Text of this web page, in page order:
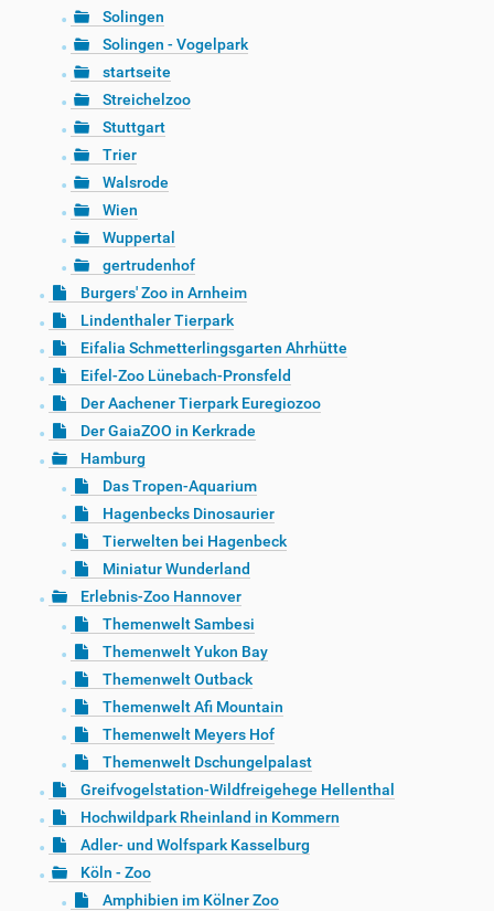
Solingen
Solingen - Vogelpark
startseite
Streichelzoo
Stuttgart
Trier
Walsrode
Wien
Wuppertal
gertrudenhof
Burgers' Zoo in Arnheim
Lindenthaler Tierpark
Eifalia Schmetterlingsgarten Ahrhütte
Eifel-Zoo Lünebach-Pronsfeld
Der Aachener Tierpark Euregiozoo
Der GaiaZOO in Kerkrade
Hamburg
Das Tropen-Aquarium
Hagenbecks Dinosaurier
Tierwelten bei Hagenbeck
Miniatur Wunderland
Erlebnis-Zoo Hannover
Themenwelt Sambesi
Themenwelt Yukon Bay
Themenwelt Outback
Themenwelt Afi Mountain
Themenwelt Meyers Hof
Themenwelt Dschungelpalast
Greifvogelstation-Wildfreigehege Hellenthal
Hochwildpark Rheinland in Kommern
Adler- und Wolfspark Kasselburg
Köln - Zoo
Amphibien im Kölner Zoo